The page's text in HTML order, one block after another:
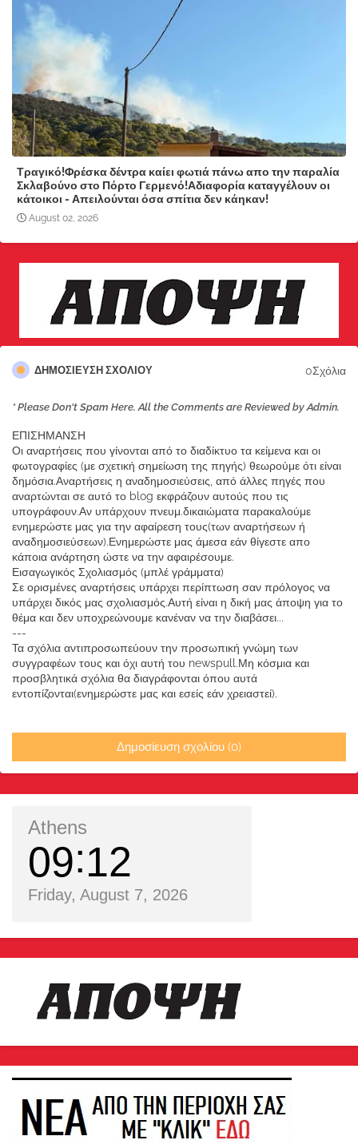
Τραγικό!Φρέσκα δέντρα καίει φωτιά πάνω απο την παραλία
Σκλαβούνο στο Πόρτο Γερμενό!Αδιαφορία καταγγέλουν οι
κάτοικοι - Απειλούνται όσα σπίτια δεν κάηκαν!
August 02, 2026
ΔΗΜΟΣΊΕΥΣΗ ΣΧΟΛΊΟΥ 0Σχόλια
* Please Don't Spam Here. All the Comments are Reviewed by Admin.
ΕΠΙΣΗΜΑΝΣΗ
Οι αναρτήσεις που γίνονται από το διαδίκτυο τα κείμενα και οι
φωτογραφίες (με σχετική σημείωση της πηγής) θεωρούμε ότι είναι
δημόσια.Αναρτήσεις η αναδημοσιεύσεις, από άλλες πηγές που
αναρτώνται σε αυτό το blog εκφράζουν αυτούς που τις
υπογράφουν.Αν υπάρχουν πνευμ.δικαιώματα παρακαλούμε
ενημερώστε μας για την αφαίρεση τους(των αναρτήσεων ή
αναδημοσιεύσεων).Ενημερώστε μας άμεσα εάν θίγεστε απο
κάποια ανάρτηση ώστε να την αφαιρέσουμε.
Εισαγωγικός Σχολιασμός (μπλέ γράμματα)
Σε ορισμένες αναρτήσεις υπάρχει περίπτωση σαν πρόλογος να
υπάρχει δικός μας σχολιασμός.Αυτή είναι η δική μας άποψη για το
θέμα και δεν υποχρεώνουμε κανέναν να την διαβάσει...
---
Τα σχόλια αντιπροσωπεύουν την προσωπική γνώμη των
συγγραφέων τους και όχι αυτή του newspull.Μη κόσμια και
προσβλητικά σχόλια θα διαγράφονται όπου αυτά
εντοπίζονται(ενημερώστε μας και εσείς εάν χρειαστεί).
Δημοσίευση σχολίου (0)
Athens
09 12
Friday, August 7, 2026